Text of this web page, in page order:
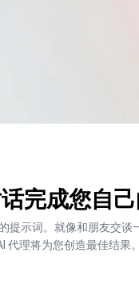
完成您自
提示词。就像和朋友交谈
代理将为您创造最佳结果。